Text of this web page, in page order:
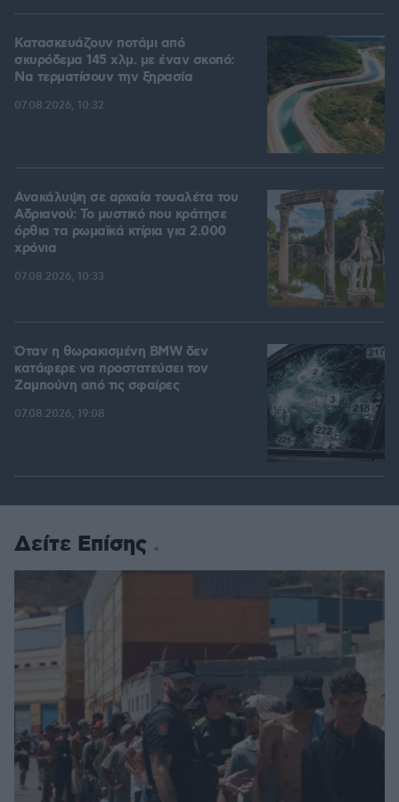
Κατασκευάζουν ποτάμι από
σκυρόδεμα 145 χλμ. με έναν σκοπό:
Να τερματίσουν την ξηρασία
07.08.2026, 10:32
Ανακάλυψη σε αρχαία τουαλέτα του
Αδριανού: Το μυστικό που κράτησε
όρθια τα ρωμαϊκά κτίρια για 2.000
χρόνια
07.08.2026, 10:33
Όταν η θωρακισμένη BMW δεν
κατάφερε να προστατεύσει τον
Ζαμπούνη από τις σφαίρες
07.08.2026, 19:08
Δείτε Επίσης